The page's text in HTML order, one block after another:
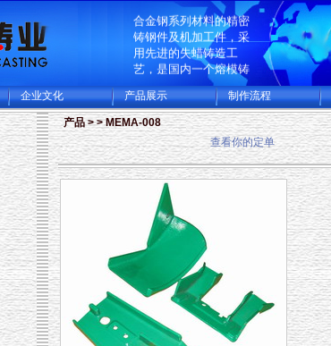
合金钢系列材料的精密
铸钢件及机加工件，采
用先进的失蜡铸造工
艺，是国内一个熔模铸
造的大型的规模化专业
生产基地，集精密铸造
厂和CNC机加工厂，年
可供精密铸件及各类精
铸成品件20000多吨，
主要出口欧美日本等许
多国家。
企业文化 产品展示 制作流程
产品 > > MEMA-008
查看你的定单